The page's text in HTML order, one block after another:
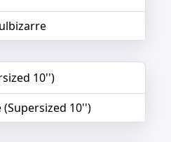
(Supersized 10'')